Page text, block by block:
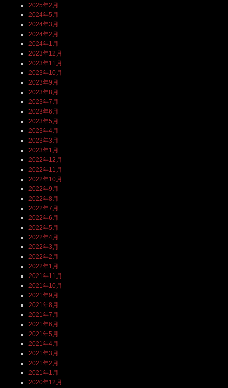
2025年2月
2024年5月
2024年3月
2024年2月
2024年1月
2023年12月
2023年11月
2023年10月
2023年9月
2023年8月
2023年7月
2023年6月
2023年5月
2023年4月
2023年3月
2023年1月
2022年12月
2022年11月
2022年10月
2022年9月
2022年8月
2022年7月
2022年6月
2022年5月
2022年4月
2022年3月
2022年2月
2022年1月
2021年11月
2021年10月
2021年9月
2021年8月
2021年7月
2021年6月
2021年5月
2021年4月
2021年3月
2021年2月
2021年1月
2020年12月